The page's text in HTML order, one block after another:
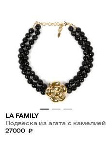
LA FAMILY
Подвеска из агата с камелией
27000 ₽